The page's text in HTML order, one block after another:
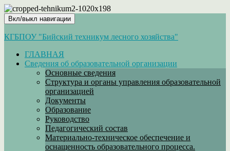
Вкл/выкл навигации
КГБПОУ "Бийский техникум лесного хозяйства"
ГЛАВНАЯ
Сведения об образовательной организации
Основные сведения
Структура и органы управления образовательной
организацией
Документы
Образование
Руководство
Педагогический состав
Материально-техническое обеспечение и
оснащенность образовательного процесса.